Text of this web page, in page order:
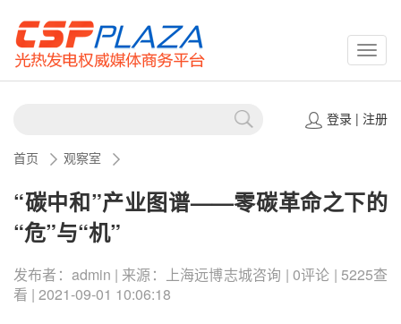
登录| 注册
首页 观察室
“碳中和”产业图谱——零碳革命之下的
“危”与“机”
发布者：admin | 来源：上海远博志城咨询 | 0评论 | 5225查
看 | 2021-09-01 10:06:18